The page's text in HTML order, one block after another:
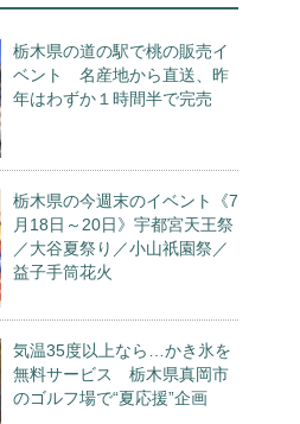
栃木県の道の駅で桃の販売イ
ベント 名産地から直送、昨
年はわずか１時間半で完売
栃木県の今週末のイベント《7
月18日～20日》宇都宮天王祭
／大谷夏祭り／小山祇園祭／
益子手筒花火
気温35度以上なら…かき氷を
無料サービス 栃木県真岡市
のゴルフ場で“夏応援”企画